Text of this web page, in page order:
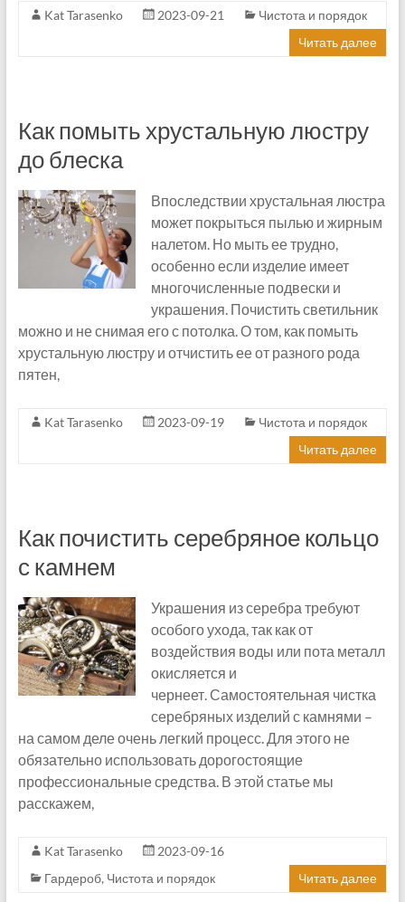
Kat Tarasenko 2023-09-21
Чистота и порядок
Читать далее
Как помыть хрустальную люстру
до блеска
Впоследствии хрустальная люстра
может покрыться пылью и жирным
налетом. Но мыть ее трудно,
особенно если изделие имеет
многочисленные подвески и
украшения. Почистить светильник
можно и не снимая его с потолка. О том, как помыть
хрустальную люстру и отчистить ее от разного рода
пятен,
Kat Tarasenko 2023-09-19
Чистота и порядок
Читать далее
Как почистить серебряное кольцо
с камнем
Украшения из серебра требуют
особого ухода, так как от
воздействия воды или пота металл
окисляется и
чернеет. Самостоятельная чистка
серебряных изделий с камнями –
на самом деле очень легкий процесс. Для этого не
обязательно использовать дорогостоящие
профессиональные средства. В этой статье мы
расскажем,
Kat Tarasenko
2023-09-16
Гардероб, Чистота и порядок Читать далее